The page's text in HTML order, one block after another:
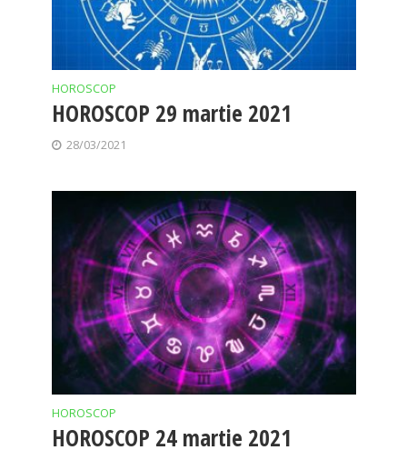
HOROSCOP
HOROSCOP 29 martie 2021
28/03/2021
HOROSCOP
HOROSCOP 24 martie 2021